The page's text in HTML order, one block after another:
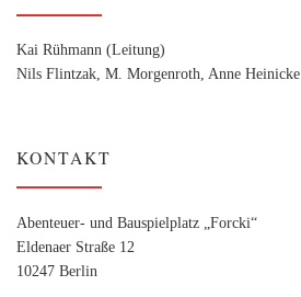
Kai Rühmann (Leitung)
Nils Flintzak, M. Morgenroth, Anne Heinicke
KONTAKT
Abenteuer- und Bauspielplatz „Forcki“
Eldenaer Straße 12
10247 Berlin